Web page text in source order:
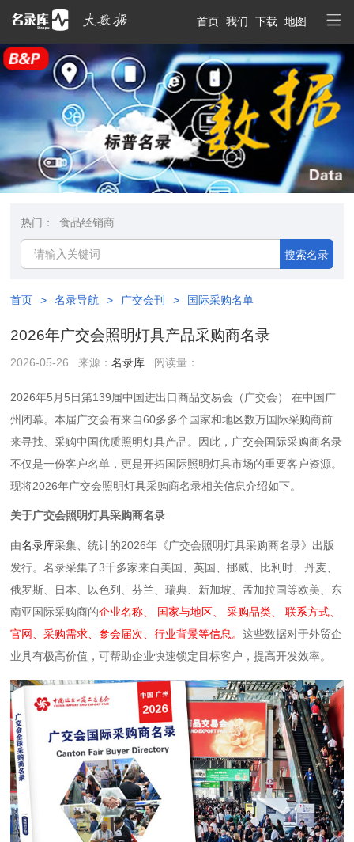
首页 我们 下载 地图
热门： 食品经销商
搜索名录
首页 > 名录导航 > 广交会刊 > 国际采购名单
2026年广交会照明灯具产品采购商名录
2026-05-26 来源：名录库 阅读量：
2026年5月5日第139届中国进出口商品交易会（广交会） 在中国广
州闭幕。本届广交会有来自60多多个国家和地区数万国际采购商前
来寻找、采购中国优质照明灯具产品。因此，广交会国际采购商名录
不仅是一份客户名单，更是开拓国际照明灯具市场的重要客户资源。
现将2026年广交会照明灯具采购商名录相关信息介绍如下。
关于广交会照明灯具采购商名录
由名录库采集、统计的2026年《广交会照明灯具采购商名录》出版
发行。名录采集了3千多家来自美国、英国、挪威、比利时、丹麦、
俄罗斯、日本、以色列、芬兰、瑞典、新加坡、孟加拉国等欧美、东
南亚国际采购商的企业名称、 国家与地区、 采购品类、 联系方式、
官网、采购需求、参会届次、行业背景等信息。这些数据对于外贸企
业具有极高价值，可帮助企业快速锁定目标客户，提高开发效率。